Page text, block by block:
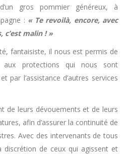
gros pommier généreux, à
: « Te revoilà, encore, avec
c’est malin ! »
fantaisiste, il nous est permis de
aux protections qui nous sont
par l’assistance d’autres services
de leurs dévouements et de leurs
afin d’assurer la continuité de
Avec des intervenants de tous
discrétion de ceux qui agissent et